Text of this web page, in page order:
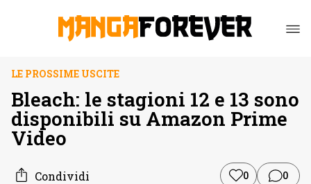
LE PROSSIME USCITE
Bleach: le stagioni 12 e 13 sono
disponibili su Amazon Prime
Video
Condividi 0 0